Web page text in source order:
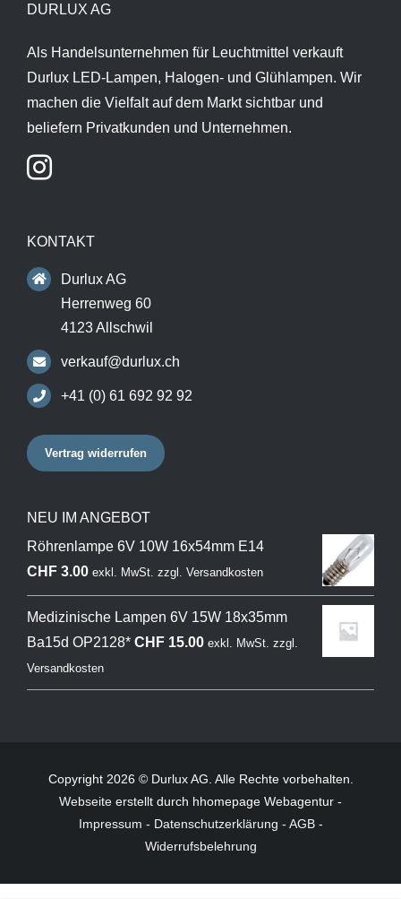
DURLUX AG
Als Handelsunternehmen für Leuchtmittel verkauft
Durlux LED-Lampen, Halogen- und Glühlampen. Wir
machen die Vielfalt auf dem Markt sichtbar und
beliefern Privatkunden und Unternehmen.
KONTAKT
Durlux AG
Herrenweg 60
4123 Allschwil
verkauf@durlux.ch
+41 (0) 61 692 92 92
Vertrag widerrufen
NEU IM ANGEBOT
Röhrenlampe 6V 10W 16x54mm E14
CHF3.00 exkl. MwSt. zzgl. Versandkosten
Medizinische Lampen 6V 15W 18x35mm
Ba15d OP2128* CHF15.00 exkl. MwSt. zzgl.
Versandkosten
Copyright 2026 © Durlux AG. Alle Rechte vorbehalten.
Webseite erstellt durch hhomepage Webagentur -
Impressum - Datenschutzerklärung - AGB-
Widerrufsbelehrung